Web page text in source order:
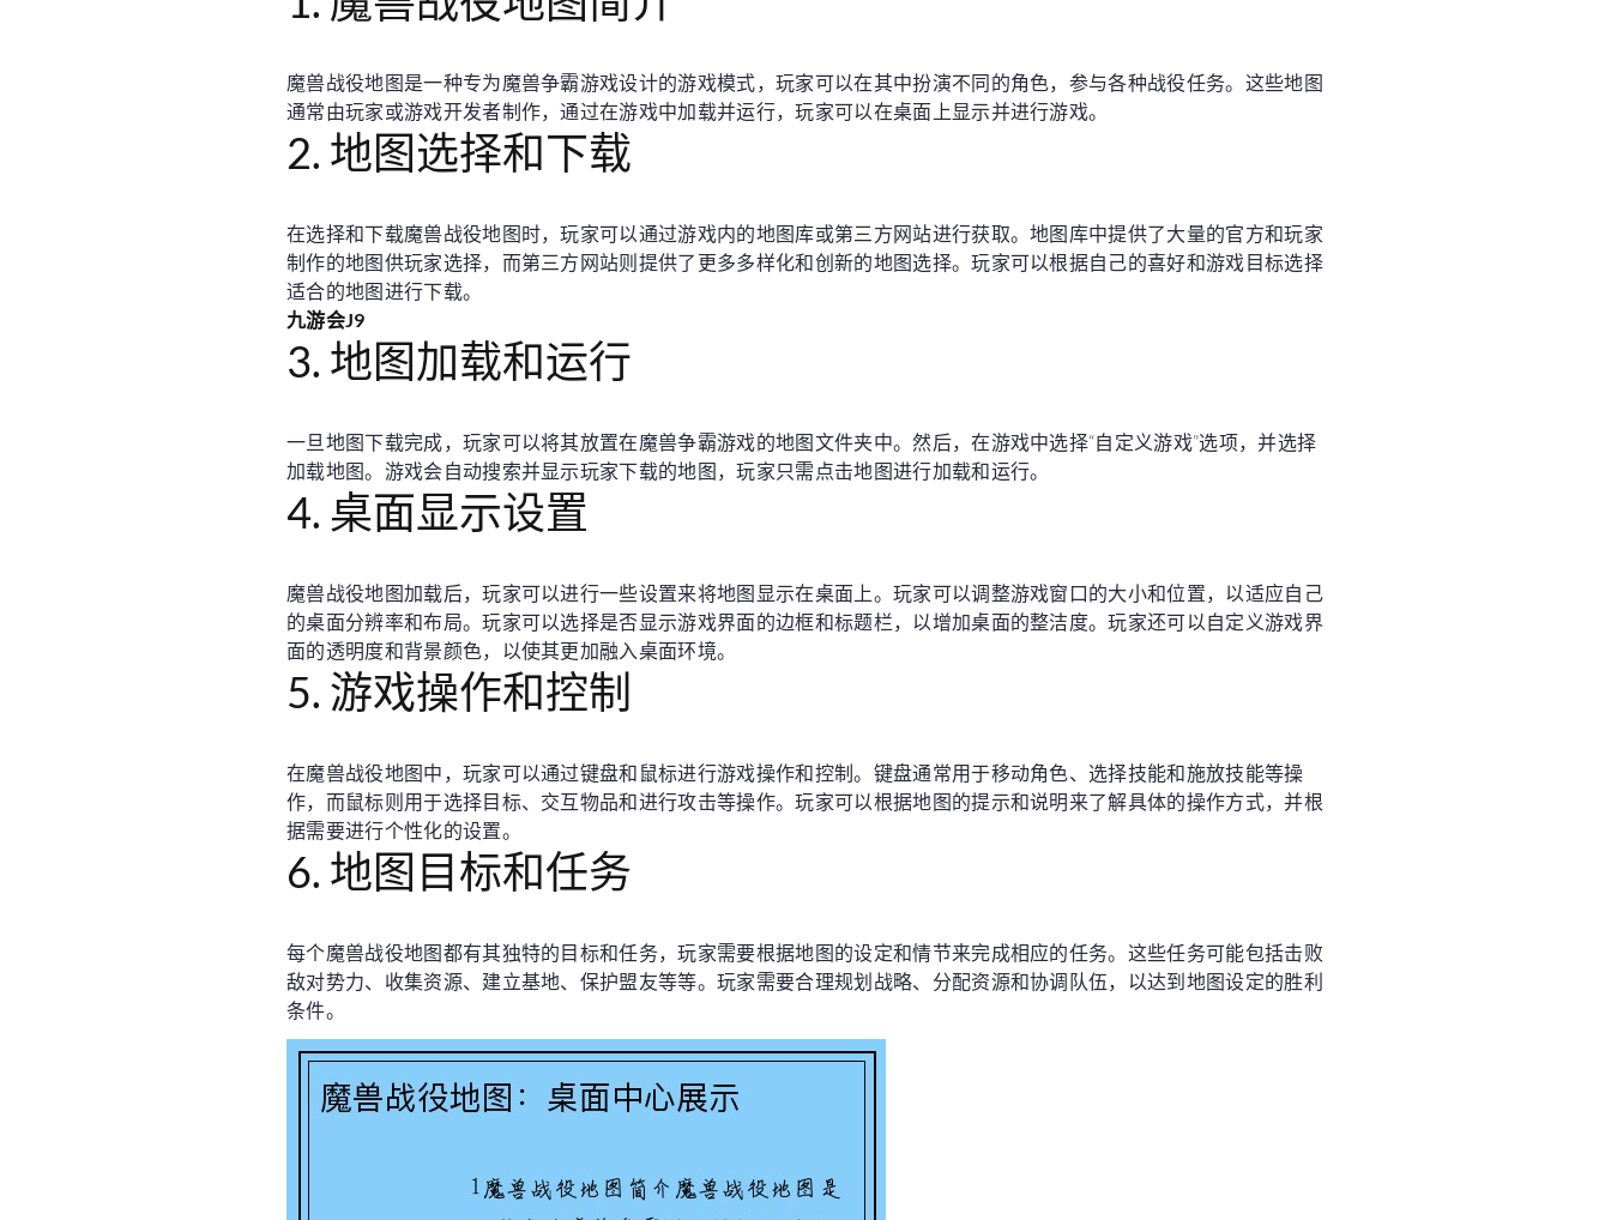
魔兽战役地图是一种专为魔兽争霸游戏设计的游戏模式，玩家可以在其中扮演不同的角色，参与各种战役任务。这些地图
通常由玩家或游戏开发者制作，通过在游戏中加载并运行，玩家可以在桌面上显示并进行游戏。
2. 地图选择和下载
在选择和下载魔兽战役地图时，玩家可以通过游戏内的地图库或第三方网站进行获取。地图库中提供了大量的官方和玩家
制作的地图供玩家选择，而第三方网站则提供了更多多样化和创新的地图选择。玩家可以根据自己的喜好和游戏目标选择
适合的地图进行下载。
九游会J9
3. 地图加载和运行
一旦地图下载完成，玩家可以将其放置在魔兽争霸游戏的地图文件夹中。然后，在游戏中选择“自定义游戏”选项，并选择
加载地图。游戏会自动搜索并显示玩家下载的地图，玩家只需点击地图进行加载和运行。
4. 桌面显示设置
魔兽战役地图加载后，玩家可以进行一些设置来将地图显示在桌面上。玩家可以调整游戏窗口的大小和位置，以适应自己
的桌面分辨率和布局。玩家可以选择是否显示游戏界面的边框和标题栏，以增加桌面的整洁度。玩家还可以自定义游戏界
面的透明度和背景颜色，以使其更加融入桌面环境。
5. 游戏操作和控制
在魔兽战役地图中，玩家可以通过键盘和鼠标进行游戏操作和控制。键盘通常用于移动角色、选择技能和施放技能等操
作，而鼠标则用于选择目标、交互物品和进行攻击等操作。玩家可以根据地图的提示和说明来了解具体的操作方式，并根
据需要进行个性化的设置。
6. 地图目标和任务
每个魔兽战役地图都有其独特的目标和任务，玩家需要根据地图的设定和情节来完成相应的任务。这些任务可能包括击败
敌对势力、收集资源、建立基地、保护盟友等等。玩家需要合理规划战略、分配资源和协调队伍，以达到地图设定的胜利
条件。